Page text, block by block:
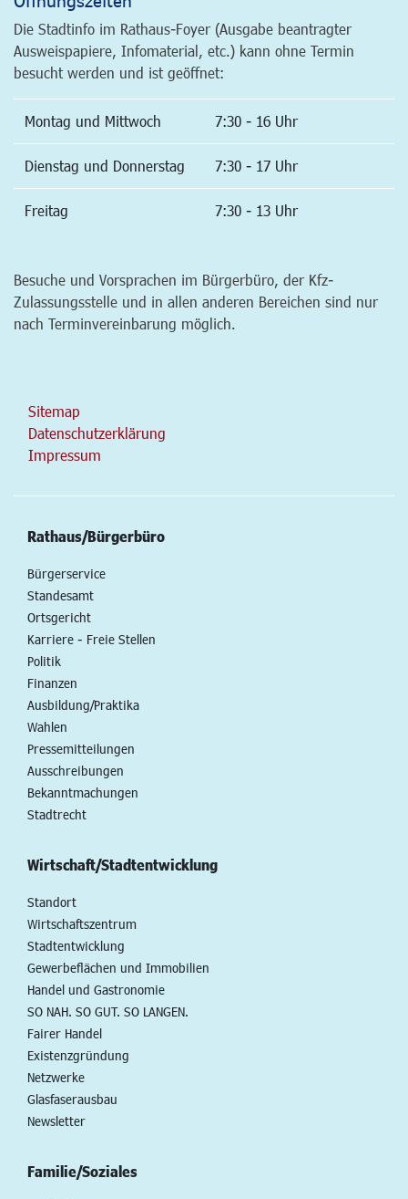
Die Stadtinfo im Rathaus-Foyer (Ausgabe beantragter
Ausweispapiere, Infomaterial, etc.) kann ohne Termin
besucht werden und ist geöffnet:
Montag und Mittwoch 7:30 - 16 Uhr
Dienstag und Donnerstag 7:30 - 17 Uhr
Freitag 7:30 - 13 Uhr
Besuche und Vorsprachen im Bürgerbüro, der Kfz-
Zulassungsstelle und in allen anderen Bereichen sind nur
nach Terminvereinbarung möglich.
Sitemap
Datenschutzerklärung
Impressum
Rathaus/Bürgerbüro
Bürgerservice
Standesamt
Ortsgericht
Karriere - Freie Stellen
Politik
Finanzen
Ausbildung/Praktika
Wahlen
Pressemitteilungen
Ausschreibungen
Bekanntmachungen
Stadtrecht
Wirtschaft/Stadtentwicklung
Standort
Wirtschaftszentrum
Stadtentwicklung
Gewerbeflächen und Immobilien
Handel und Gastronomie
SO NAH. SO GUT. SO LANGEN.
Fairer Handel
Existenzgründung
Netzwerke
Glasfaserausbau
Newsletter
Familie/Soziales